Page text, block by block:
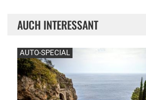
AUCH INTERESSANT
AUTO-SPECIAL